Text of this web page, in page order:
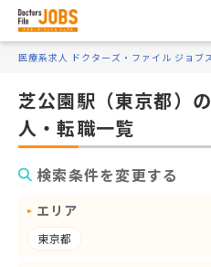
医療系求人 ドクターズ・ファイル ジョブ
芝公園駅（東京都）
人・転職一覧
検索条件を変更する
エリア
東京都